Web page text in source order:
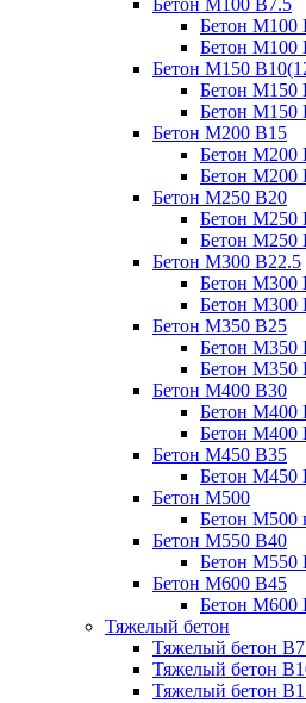
Бетон М100 В7.5
Бетон М100
Бетон М100
Бетон М150
Бетон М150
Бетон М150
Бетон М200 В15
Бетон М200
Бетон М200
Бетон М250 В20
Бетон М250
Бетон М250
Бетон М300 В22.5
Бетон М300
Бетон М300
Бетон М350 В25
Бетон М350
Бетон М350
Бетон М400 В30
Бетон М400
Бетон М400
Бетон М450 В35
Бетон М450
Бетон М500
Бетон М500
Бетон М550 В40
Бетон М550
Бетон М600 В45
Бетон М600
Тяжелый бетон
Тяжелый бетон
Тяжелый бетон
Тяжелый бетон